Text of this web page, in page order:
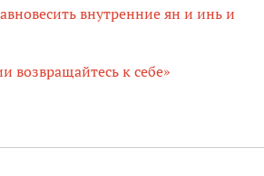
внутренние ян и инь и
возвращайтесь к себе»